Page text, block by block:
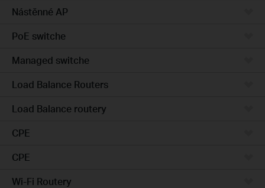
Nástěnné AP
PoE switche
Managed switche
Load Balance Routers
Load Balance routery
CPE
CPE
Wi-Fi Routery